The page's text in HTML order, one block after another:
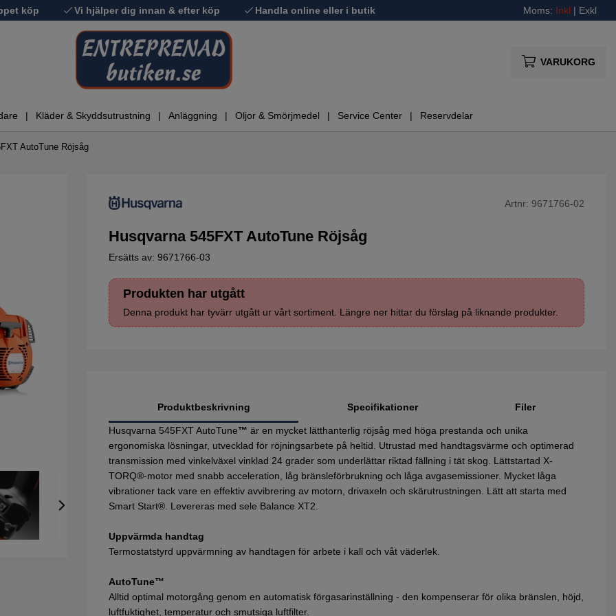
köp Vi hjälper dig innan & efter köp Handla online eller i butik Moms: Inkl | Exkl
VARUKORG
Kläder & Skyddsutrustning Anläggning Oljor & Smörjmedel Service Center Reservdelar
AutoTune Röjsåg
Artnr: 9671766-02
Husqvarna 545FXT AutoTune Röjsåg
Ersätts av: 9671766-03
Produkten har utgått
Denna produkt har tyvärr utgått ur vårt sortiment. Längre ner hittar du förslag på liknande produkter.
Produktbeskrivning
Husqvarna 545FXT AutoTune™ är en mycket lätthanterlig röjsåg med höga prestanda och unika
ergonomiska lösningar, utvecklad för röjningsarbete på heltid. Utrustad med handtagsvärme och optimerad
transmission med vinkelväxel vinklad 24 grader som underlättar riktad fällning i tät skog. Lättstartad X-
TORQ®-motor med snabb acceleration, låg bränsleförbrukning och låga avgasemissioner. Mycket låga
vibrationer tack vare en effektiv avvibrering av motorn, drivaxeln och skärutrustningen. Lätt att starta med
Smart Start®. Levereras med sele Balance XT2.
Uppvärmda handtag
Termostatstyrd uppvärmning av handtagen för arbete i kall och våt väderlek.
AutoTune™
Alltid optimal motorgång genom en automatisk förgasarinställning - den kompenserar för olika bränslen, höjd,
luftfuktighet, temperatur och smutsiga luftfilter.
Specifikationer Filer